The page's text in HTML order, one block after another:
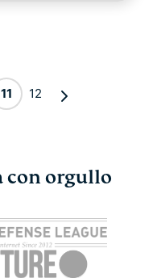
11 12
con orgullo